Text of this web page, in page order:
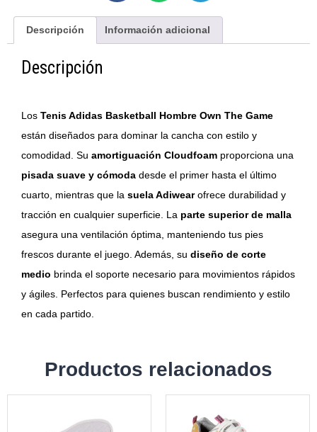
Descripción Información adicional
Descripción
Los Tenis Adidas Basketball Hombre Own The Game
están diseñados para dominar la cancha con estilo y
comodidad. Su amortiguación Cloudfoam proporciona una
pisada suave y cómoda desde el primer hasta el último
cuarto, mientras que la suela Adiwearofrece durabilidad y
tracción en cualquier superficie. La parte superior de malla
asegura una ventilación óptima, manteniendo tus pies
frescos durante el juego. Además, su diseño de corte
medio brinda el soporte necesario para movimientos rápidos
y ágiles. Perfectos para quienes buscan rendimiento y estilo
en cada partido.
Productos relacionados